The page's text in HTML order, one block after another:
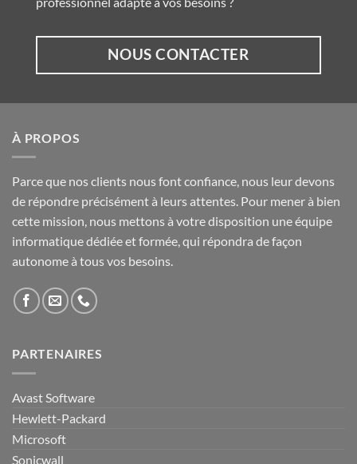
NOUS CONTACTER
À PROPOS
Parce que nos clients nous font confiance, nous leur devons
de répondre précisément à leurs attentes. Pour mener à bien
cette mission, nous mettons à votre disposition une équipe
informatique dédiée et formée, qui répondra de façon
autonome à tous vos besoins.
PARTENAIRES
Avast Software
Hewlett-Packard
Microsoft
Sonicwall